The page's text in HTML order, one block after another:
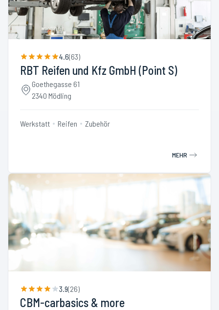
4.6(63)
RBT Reifen und Kfz GmbH (Point S)
Goethegasse 61
2340 Mödling
Werkstatt Reifen Zubehör
MEHR
3.9(26)
CBM-carbasics & more